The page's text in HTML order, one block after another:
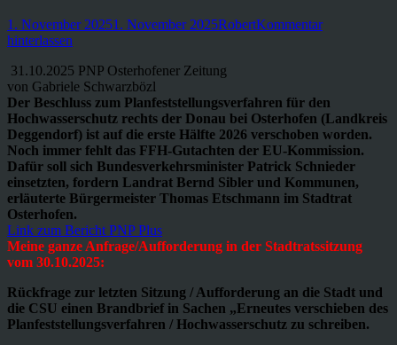
Veröffentlicht
am
1. November 20251. November 2025Autor
RobertKommentar
hinterlassen
31.10.2025 PNP Osterhofener Zeitung
von Gabriele Schwarzbözl
Der Beschluss zum Planfeststellungsverfahren für den
Hochwasserschutz rechts der Donau bei Osterhofen (Landkreis
Deggendorf) ist auf die erste Hälfte 2026 verschoben worden.
Noch immer fehlt das FFH-Gutachten der EU-Kommission.
Dafür soll sich Bundesverkehrsminister Patrick Schnieder
einsetzten, fordern Landrat Bernd Sibler und Kommunen,
erläuterte Bürgermeister Thomas Etschmann im Stadtrat
Osterhofen.
Link zum Bericht PNP Plus
Meine ganze Anfrage/Aufforderung in der Stadtratssitzung
vom 30.10.2025:
Rückfrage zur letzten Sitzung / Aufforderung an die Stadt und
die CSU einen Brandbrief in Sachen „Erneutes verschieben des
Planfeststellungsverfahren / Hochwasserschutz zu schreiben.